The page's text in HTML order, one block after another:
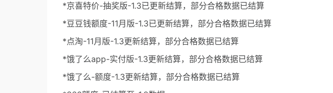
*京喜特价-抽奖版-1.3已更新结算，部分合格数据已结算
*豆豆钱额度-11月版-1.3已更新结算，部分合格数据已结算
*点淘-11月版-1.3更新结算，部分合格数据已结算
*饿了么app-实付版-1.3更新结算，部分合格数据已结算
*饿了么-额度-1.3更新结算，部分合格数据已结算